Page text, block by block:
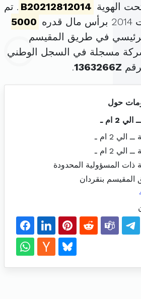
الهوية B20212812014 . تم
5000
في طريق المقيسم
مسجلة في السجل الوطني
1363266Z
.
حول
2 ام ـ
الي 2 ام ـ
الي 2 ام ـ
ذات المسؤولية المحدودة
المقيسم بنقردان